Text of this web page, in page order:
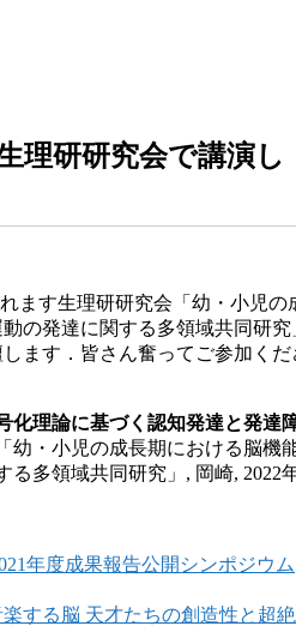
理研研究会で講演し
ます生理研研究会「幼・小児の
の発達に関する多領域共同研究
ます．皆さん奮ってご参加くだ
化理論に基づく認知発達と発達
幼・小児の成長期における脳機
る多領域共同研究」, 岡崎, 2022
年度成果報告公開シンポジウム
する脳 天才たちの創造性と超絶